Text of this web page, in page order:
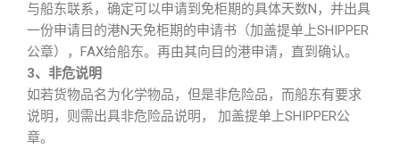
与船东联系，确定可以申请到免柜期的具体天数N，并出具
一份申请目的港N天免柜期的申请书（加盖提单上SHIPPER
公章），FAX给船东。再由其向目的港申请，直到确认。
3、非危说明
如若货物品名为化学物品，但是非危险品，而船东有要求
说明，则需出具非危险品说明， 加盖提单上SHIPPER公
章。